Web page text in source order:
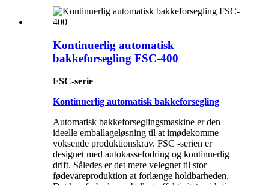
Kontinuerlig automatisk
bakkeforsegling FSC-400
FSC-serie
Kontinuerlig automatisk bakkeforsegling
Automatisk bakkeforseglingsmaskine er den
ideelle emballageløsning til at imødekomme
voksende produktionskrav. FSC -serien er
designet med autokassefodring og kontinuerlig
drift. Således er det mere velegnet til stor
fødevareproduktion at forlænge holdbarheden.